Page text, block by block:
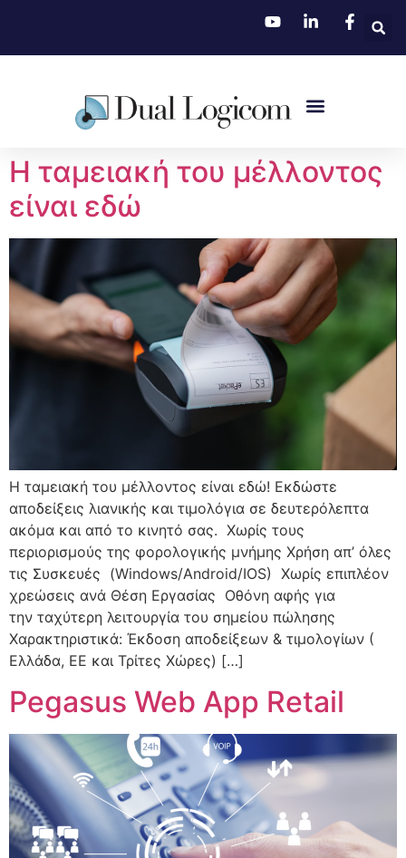
Η ταμειακή του μέλλοντος
είναι εδώ
Η ταμειακή του μέλλοντος είναι εδώ! Εκδώστε
αποδείξεις λιανικής και τιμολόγια σε δευτερόλεπτα
ακόμα και από το κινητό σας. Χωρίς τους
περιορισμούς της φορολογικής μνήμης Χρήση απ’ όλες
τις Συσκευές (Windows/Android/IOS) Χωρίς επιπλέον
χρεώσεις ανά Θέση Εργασίας Οθόνη αφής για
την ταχύτερη λειτουργία του σημείου πώλησης
Χαρακτηριστικά: Έκδοση αποδείξεων & τιμολογίων (
Ελλάδα, ΕΕ και Τρίτες Χώρες) […]
Pegasus Web App Retail